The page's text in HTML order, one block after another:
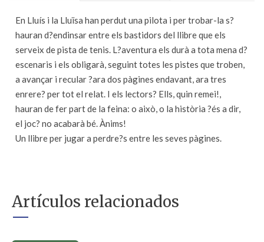
En Lluís i la Lluïsa han perdut una pilota i per trobar-la s?
hauran d?endinsar entre els bastidors del llibre que els
serveix de pista de tenis. L?aventura els durà a tota mena d?
escenaris i els obligarà, seguint totes les pistes que troben,
a avançar i recular ?ara dos pàgines endavant, ara tres
enrere? per tot el relat. I els lectors? Ells, quin remei!,
hauran de fer part de la feina: o això, o la història ?és a dir,
el joc? no acabarà bé. Ànims!
Un llibre per jugar a perdre?s entre les seves pàgines.
Artículos relacionados